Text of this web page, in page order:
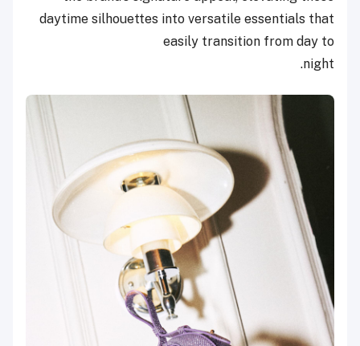
daytime silhouettes into versatile essentials that
easily transition from day to
night.